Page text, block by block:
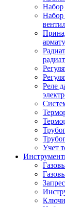
Набор
Набор
Реле
Учет
Ключи